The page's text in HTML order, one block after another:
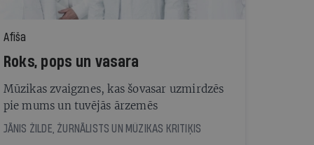
Afiša
Roks, pops un vasara
Mūzikas zvaigznes, kas šovasar uzmirdzēs
pie mums un tuvējās ārzemēs
JĀNIS ŽILDE, ŽURNĀLISTS UN MŪZIKAS KRITIĶIS